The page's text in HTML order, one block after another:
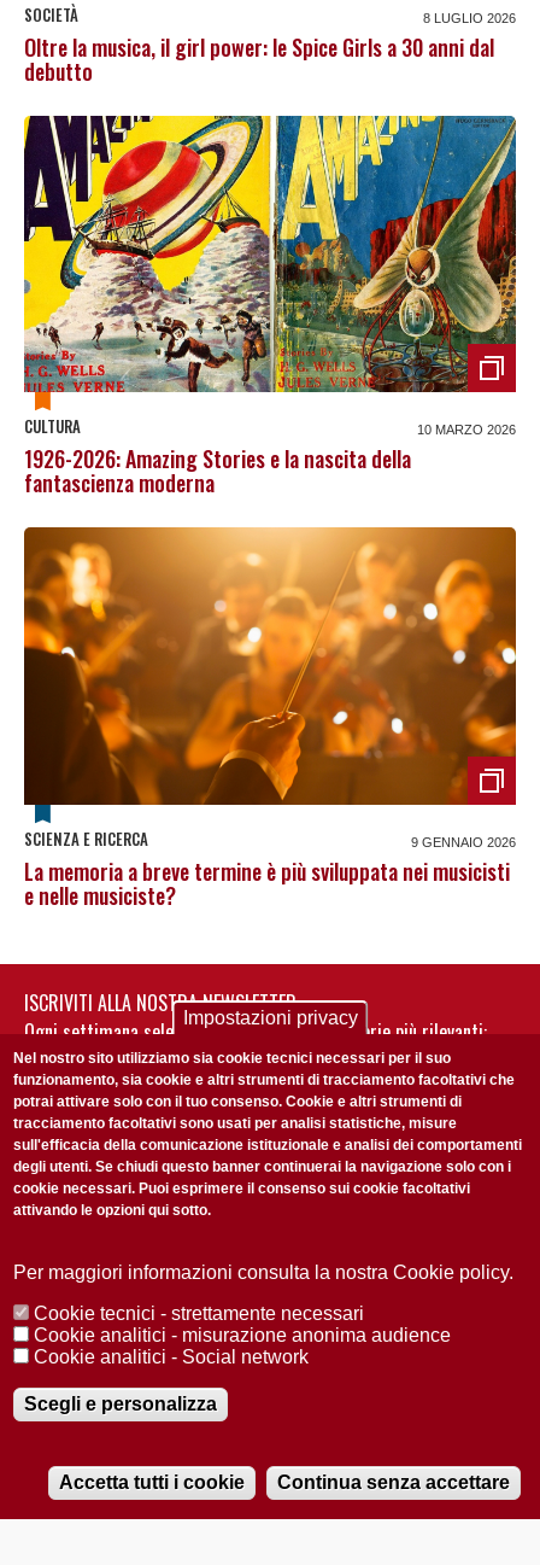
Audio
SOCIETÀ 8 LUGLIO 2026
Oltre la musica, il girl power: le Spice Girls a 30 anni dal
debutto
CULTURA 10 MARZO 2026
1926-2026: Amazing Stories e la nascita della
fantascienza moderna
SCIENZA E RICERCA 9 GENNAIO 2026
La memoria a breve termine è più sviluppata nei musicisti
e nelle musiciste?
ISCRIVITI ALLA NOSTRA NEWSLETTER
Ogni settimana selezioniamo per te nostre storie più rilevanti:
non perderti gli aggiornamenti della nostra newsletter
Accetto laPrivacy Policy
Redazione Copyright Privacy
Area stampa
© 2025 Università di Padova
Registrazione presso il Tribunale di Padova n. 2097/2012 del 18 giugno
2012
Impostazioni privacy
Nel nostro sito utilizziamo sia cookie tecnici necessari per il suo
funzionamento, sia cookie e altri strumenti di tracciamento facoltativi che
potrai attivare solo con il tuo consenso. Cookie e altri strumenti di
tracciamento facoltativi sono usati per analisi statistiche, misure
sull'efficacia della comunicazione istituzionale e analisi dei comportamenti
degli utenti. Se chiudi questo banner continuerai la navigazione solo con i
cookie necessari. Puoi esprimere il consenso sui cookie facoltativi
attivando le opzioni qui sotto.
Per maggiori informazioni consulta la nostra Cookie policy.
Cookie tecnici - strettamente necessari
Cookie analitici - misurazione anonima audience
Cookie analitici - Social network
Scegli e personalizza
Accetta tutti i cookie Continua senza accettare